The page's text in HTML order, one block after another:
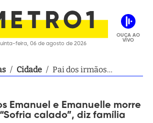
feira, 06 de agosto de 2026
OUÇA AO
VIVO
/ Cidade / Pai dos irmãos
“Sofria calado”, diz
família
Emanuel e Emanuelle morre
calado”, diz família